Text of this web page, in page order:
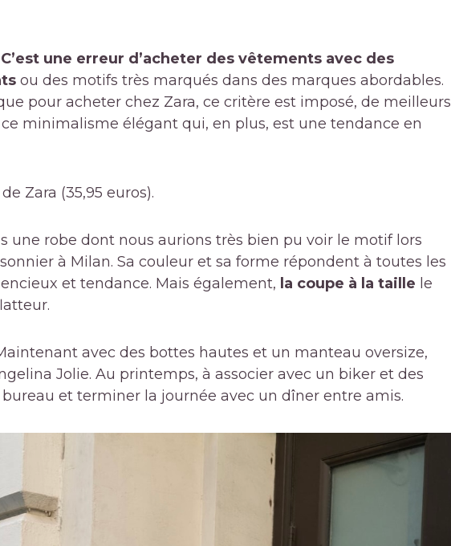
C’est une erreur d’acheter des vêtements avec des
ou des motifs très marqués dans des marques abordables.
pour acheter chez Zara, ce critère est imposé, de meilleurs
minimalisme élégant qui, en plus, est une tendance en
Zara (35,95 euros).
une robe dont nous aurions très bien pu voir le motif lors
à Milan. Sa couleur et sa forme répondent à toutes les
et tendance. Mais également, la coupe à la taille le
avec des bottes hautes et un manteau oversize,
Jolie. Au printemps, à associer avec un biker et des
et terminer la journée avec un dîner entre amis.